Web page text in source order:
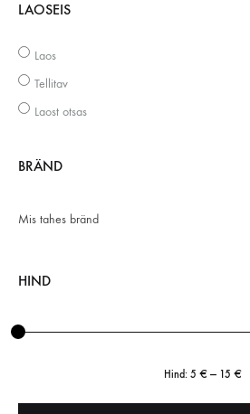
LAOSEIS
Laos
Tellitav
Laost otsas
BRÄND
Mis tahes bränd
HIND
Hind: 5 € — 15 €